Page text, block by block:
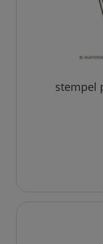
stempel